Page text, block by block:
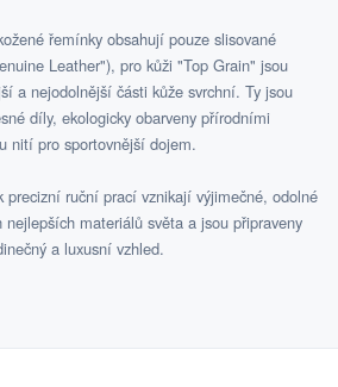
řemínky obsahují pouze slisované
Leather"), pro kůži "Top Grain" jsou
a nejodolnější části kůže svrchní. Ty jsou
díly, ekologicky obarveny přírodními
nití pro sportovnější dojem.
precizní ruční prací vznikají výjimečné, odolné
materiálů světa a jsou připraveny
a luxusní vzhled.